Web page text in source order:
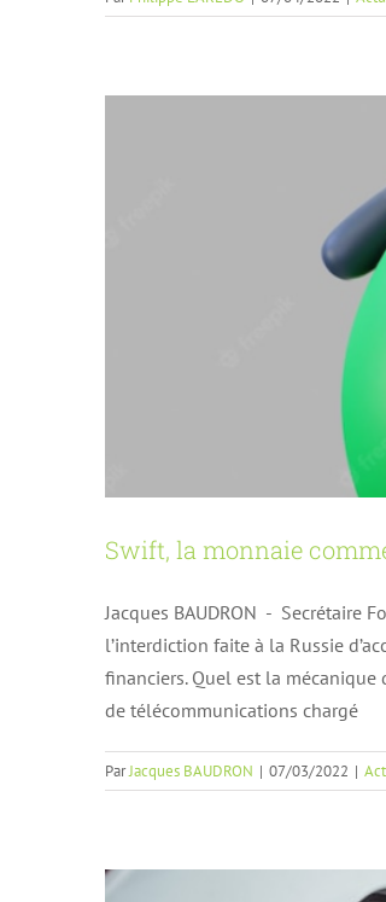
Swift, la monnaie
Jacques BAUDRON - Secrétaire
l’interdiction faite à la Russie
financiers. Quel est la mécanique
de télécommunications chargé
ParJacques BAUDRON | 07/03/2022 |